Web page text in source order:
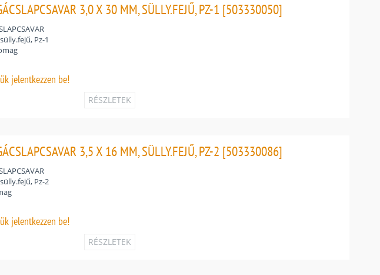
3,0 X 30 MM, SÜLLY.FEJŰ, PZ-1 [503330050]
Pz-1
jelentkezzen be!
RÉSZLETEK
3,5 X 16 MM, SÜLLY.FEJŰ, PZ-2 [503330086]
Pz-2
jelentkezzen be!
RÉSZLETEK